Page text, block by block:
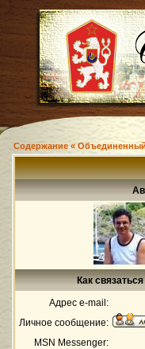
Содержание «
Как
Адрес e-mail:
Личное сообщение:
MSN Messenger: